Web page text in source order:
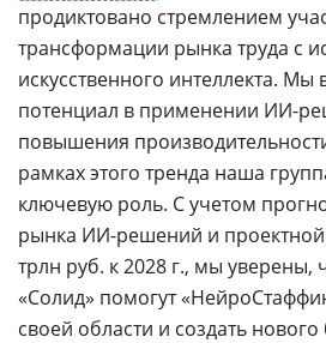
продиктовано стремлением
трансформации рынка труда с
искусственного интеллекта.
потенциал в применении ИИ-
повышения
рамках этого тренда наша
ключевую роль. С учетом
рынка ИИ-решений и проектной
трлн руб. к 2028 г., мы уверены,
«Солид» помогут
своей области и создать